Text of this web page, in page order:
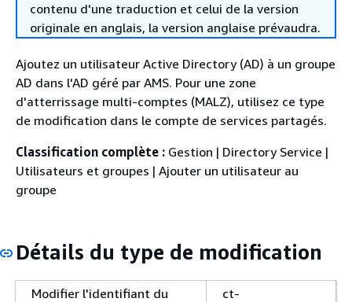
contenu d'une traduction et celui de la version
originale en anglais, la version anglaise prévaudra.
Ajoutez un utilisateur Active Directory (AD) à un groupe
AD dans l'AD géré par AMS. Pour une zone
d'atterrissage multi-comptes (MALZ), utilisez ce type
de modification dans le compte de services partagés.
Classification complète : Gestion | Directory Service |
Utilisateurs et groupes | Ajouter un utilisateur au
groupe
Détails du type de modification
Modifier l'identifiant du
ct-